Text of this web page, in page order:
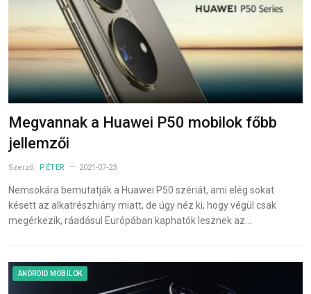
Megvannak a Huawei P50 mobilok főbb
jellemzői
Szerző: PÉTER 2021-07-23
Nemsokára bemutatják a Huawei P50 szériát, ami elég sokat
késett az alkatrészhiány miatt, de úgy néz ki, hogy végül csak
megérkezik, ráadásul Európában kaphatók lesznek az…
ANDROID MOBILOK